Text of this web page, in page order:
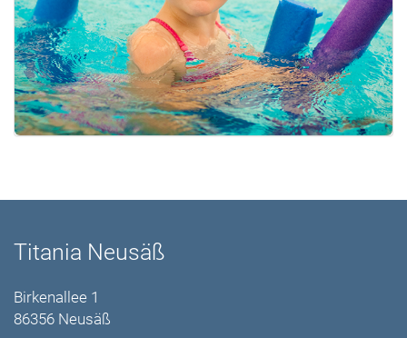
Titania Neusäß
Birkenallee 1
86356 Neusäß